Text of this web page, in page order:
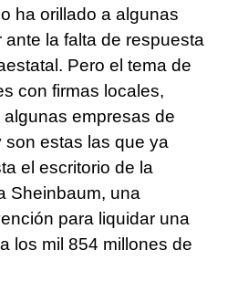
ha orillado a algunas
la falta de respuesta
Pero el tema de
con firmas locales,
empresas de
son estas las que ya
el escritorio de la
Sheinbaum, una
para liquidar una
los mil 854 millones de